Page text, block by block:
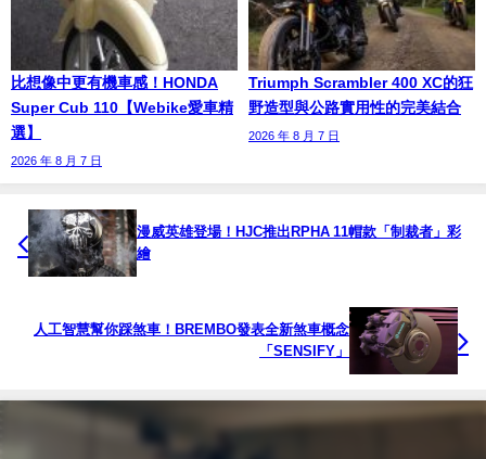
比想像中更有機車感！HONDA
Super Cub 110【Webike愛車精
選】
2026 年 8 月 7 日
Triumph Scrambler 400 XC的狂
野造型與公路實用性的完美結合
2026 年 8 月 7 日
漫威英雄登場！HJC推出RPHA 11帽款「制裁者」彩
繪
人工智慧幫你踩煞車！BREMBO發表全新煞車概念
「SENSIFY」